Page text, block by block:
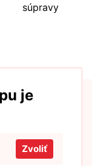
súpravy
je
Zvoliť